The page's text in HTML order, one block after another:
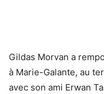
Gildas Morvan a
à Marie-Galante, au
avec son ami Erwan